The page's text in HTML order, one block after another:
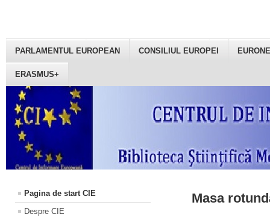
PARLAMENTUL EUROPEAN CONSILIUL EUROPEI
ERASMUS+
Pagina de start CIE
Despre CIE
Masa